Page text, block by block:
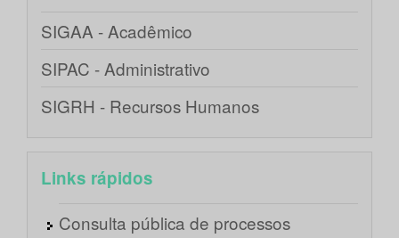
SIGAA - Acadêmico
SIPAC - Administrativo
SIGRH - Recursos Humanos
Links rápidos
Consulta pública de processos